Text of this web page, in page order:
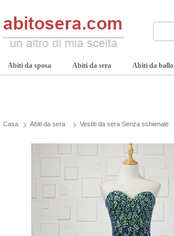
Abiti da sposa Abiti da sera Abiti da ballo
Casa Abiti da sera Vestiti da sera Senza schienale